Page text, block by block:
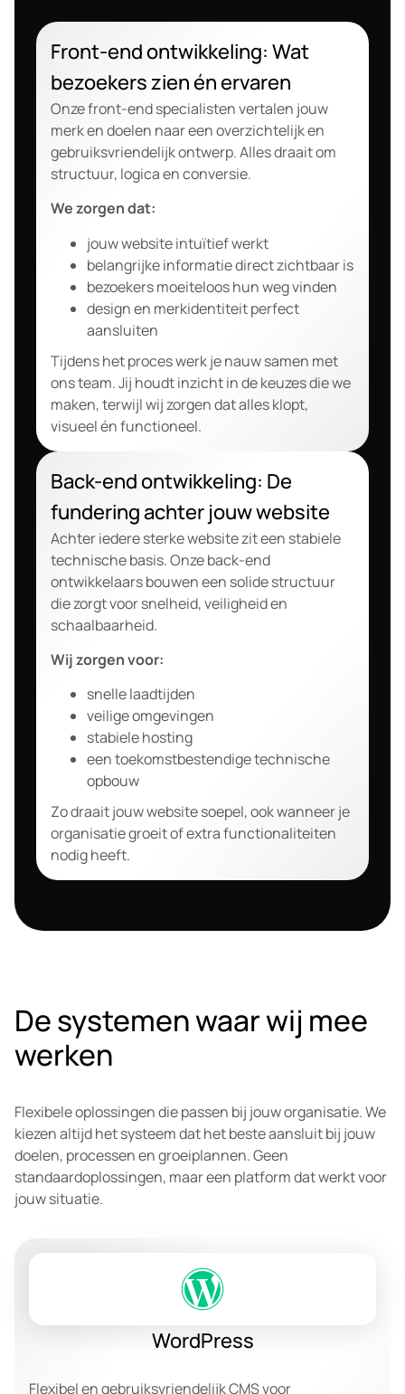
Front-end ontwikkeling: Wat
bezoekers zien én ervaren
Onze front-end specialisten vertalen jouw
merk en doelen naar een overzichtelijk en
gebruiksvriendelijk ontwerp. Alles draait om
structuur, logica en conversie.
We zorgen dat:
jouw website intuïtief werkt
belangrijke informatie direct zichtbaar is
bezoekers moeiteloos hun weg vinden
design en merkidentiteit perfect
aansluiten
Tijdens het proces werk je nauw samen met
ons team. Jij houdt inzicht in de keuzes die we
maken, terwijl wij zorgen dat alles klopt,
visueel én functioneel.
Back-end ontwikkeling: De
fundering achter jouw website
Achter iedere sterke website zit een stabiele
technische basis. Onze back-end
ontwikkelaars bouwen een solide structuur
die zorgt voor snelheid, veiligheid en
schaalbaarheid.
Wij zorgen voor:
snelle laadtijden
veilige omgevingen
stabiele hosting
een toekomstbestendige technische
opbouw
Zo draait jouw website soepel, ook wanneer je
organisatie groeit of extra functionaliteiten
nodig heeft.
De systemen waar wij mee
werken
Flexibele oplossingen die passen bij jouw organisatie. We
kiezen altijd het systeem dat het beste aansluit bij jouw
doelen, processen en groeiplannen. Geen
standaardoplossingen, maar een platform dat werkt voor
jouw situatie.
WordPress
Flexibel en gebruiksvriendelijk CMS voor